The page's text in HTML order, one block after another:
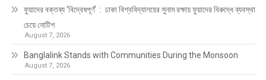
ফুয়াদের বক্তব্য ‘বিদ্বেষপূর্ণ’ : ঢাকা বিশ্ববিদ্যালয়ের সুনাম রক্ষায় ফুয়াদের বিরুদ্ধে ব্যবস্থা
চেয়ে নোটিশ
August 7, 2026
Banglalink Stands with Communities During the Monsoon
August 7, 2026